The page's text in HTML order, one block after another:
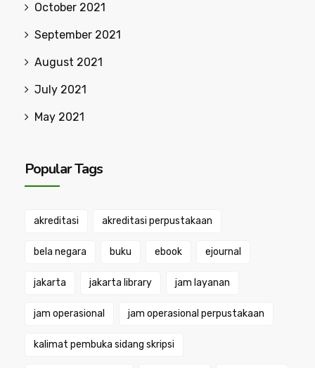
October 2021
September 2021
August 2021
July 2021
May 2021
Popular Tags
akreditasi akreditasi perpustakaan
bela negara buku ebook ejournal
jakarta jakarta library jam layanan
jam operasional jam operasional perpustakaan
kalimat pembuka sidang skripsi